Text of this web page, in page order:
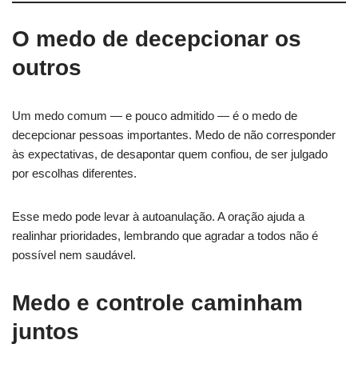
O medo de decepcionar os
outros
Um medo comum — e pouco admitido — é o medo de
decepcionar pessoas importantes. Medo de não corresponder
às expectativas, de desapontar quem confiou, de ser julgado
por escolhas diferentes.
Esse medo pode levar à autoanulação. A oração ajuda a
realinhar prioridades, lembrando que agradar a todos não é
possível nem saudável.
Medo e controle caminham
juntos